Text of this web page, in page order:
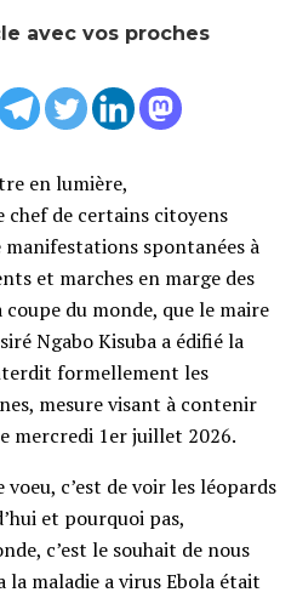
avec vos proches
en lumière,
chef de certains citoyens
spontanées à
et marches en marge des
du monde, que le maire
Ngabo Kisuba a édifié la
formellement les
mesure visant à contenir
mercredi 1er juillet 2026.
c’est de voir les léopards
et pourquoi pas,
c’est le souhait de nous
la maladie a virus Ebola était